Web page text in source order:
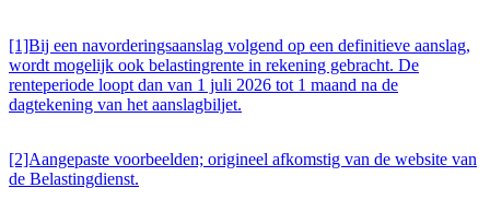
[1]Bij een navorderingsaanslag volgend op een definitieve aanslag,
wordt mogelijk ook belastingrente in rekening gebracht. De
renteperiode loopt dan van 1 juli 2026 tot 1 maand na de
dagtekening van het aanslagbiljet.
[2]Aangepaste voorbeelden; origineel afkomstig van de website van
de Belastingdienst.